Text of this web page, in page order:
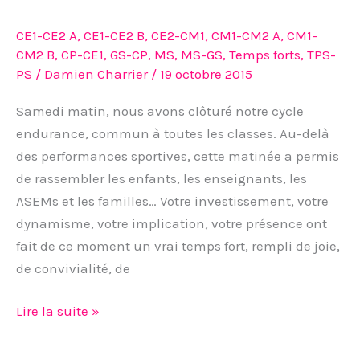
CE1-CE2 A, CE1-CE2 B, CE2-CM1, CM1-CM2 A, CM1-
CM2 B, CP-CE1, GS-CP, MS, MS-GS, Temps forts, TPS-
PS / Damien Charrier / 19 octobre 2015
Samedi matin, nous avons clôturé notre cycle
endurance, commun à toutes les classes. Au-delà
des performances sportives, cette matinée a permis
de rassembler les enfants, les enseignants, les
ASEMs et les familles… Votre investissement, votre
dynamisme, votre implication, votre présence ont
fait de ce moment un vrai temps fort, rempli de joie,
de convivialité, de
Lire la suite »